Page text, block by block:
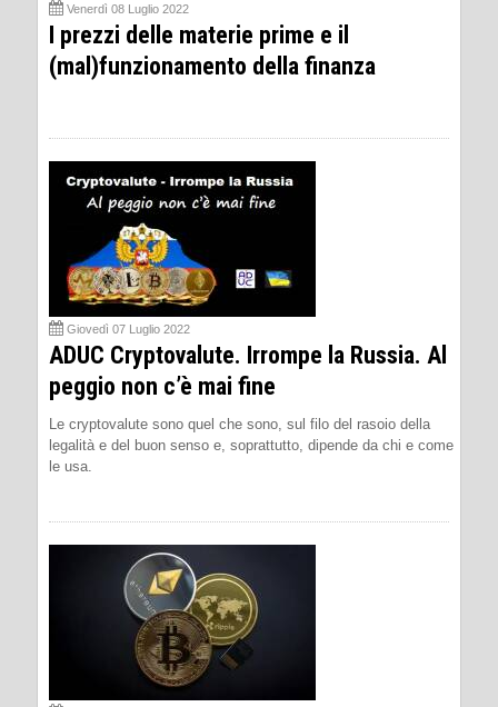
Venerdì 08 Luglio 2022
I prezzi delle materie prime e il
(mal)funzionamento della finanza
Giovedì 07 Luglio 2022
ADUC Cryptovalute. Irrompe la Russia. Al
peggio non c’è mai fine
Le cryptovalute sono quel che sono, sul filo del rasoio della
legalità e del buon senso e, soprattutto, dipende da chi e come
le usa.